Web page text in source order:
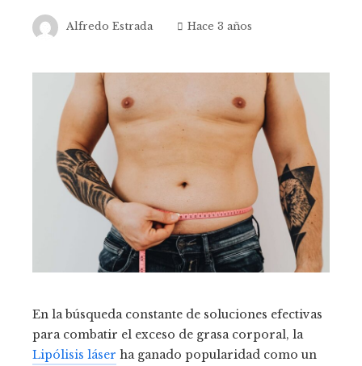
Alfredo Estrada Hace 3 años
En la búsqueda constante de soluciones efectivas
para combatir el exceso de grasa corporal, la
Lipólisis láser ha ganado popularidad como un